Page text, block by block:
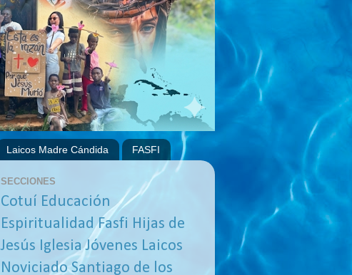
Laicos Madre Cándida FASFI
SECCIONES
Cotuí Educación
Espiritualidad Fasfi Hijas de
Jesús Iglesia Jóvenes Laicos
Noviciado Santiago de los